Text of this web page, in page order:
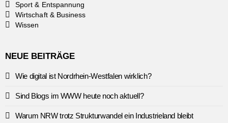
Sport & Entspannung
Wirtschaft & Business
Wissen
NEUE BEITRÄGE
Wie digital ist Nordrhein-Westfalen wirklich?
Sind Blogs im WWW heute noch aktuell?
Warum NRW trotz Strukturwandel ein Industrieland bleibt